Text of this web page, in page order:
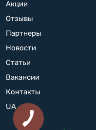
Акции
Отзывы
Партнеры
Новости
Статьи
Вакансии
Контакты
UA